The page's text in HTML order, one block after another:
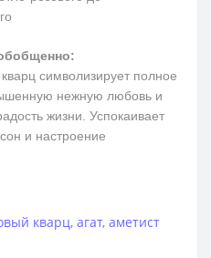
символизирует полное
нежную любовь и
жизни. Успокаивает
и настроение
кварц, агат, аметист